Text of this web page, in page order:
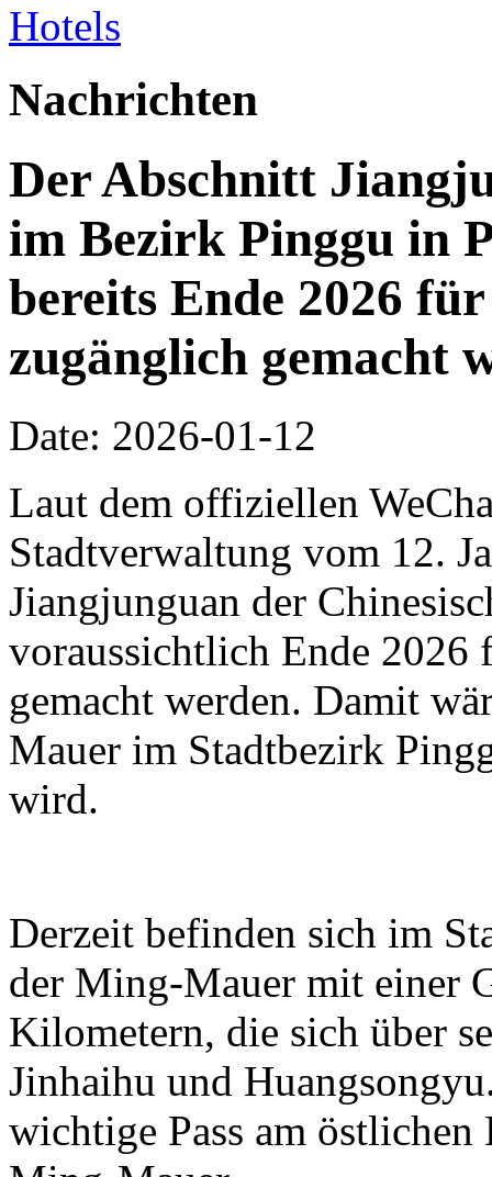
Nachrichten
Der Abschnitt
im Bezirk Pinggu in
bereits Ende 2026
zugänglich gemacht
Date: 2026-01-12
Laut dem offiziellen
Stadtverwaltung vom 12.
Jiangjunguan der
voraussichtlich Ende
gemacht werden. Damit
Mauer im Stadtbezirk
wird.
Derzeit befinden sich im
der Ming-Mauer mit einer
Kilometern, die sich über
Jinhaihu und
wichtige Pass am